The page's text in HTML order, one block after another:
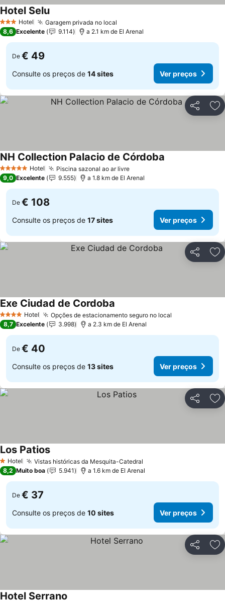
3 EstrelasHotel Garagem privada no local
Hotel Selu
8,6 Excelente 9.114 a 2.1 km de El Arenal
De € 49
Consulte os preços de 14 sites Ver preços
Partilhar
5 Estrelas Hotel Piscina sazonal ao ar livre
NH Collection Palacio de Córdoba
9,0 Excelente 9.555 a 1.8 km de El Arenal
De € 108
Consulte os preços de 17 sites Ver preços
Partilhar
4 EstrelasHotel Opções de estacionamento seguro no local
Exe Ciudad de Cordoba
8,7 Excelente 3.998 a 2.3 km de El Arenal
De € 40
Consulte os preços de 13 sites Ver preços
Partilhar
1 Estrelas
Hotel Vistas históricas da Mesquita-Catedral
Los Patios
8,2 Muito boa 5.941 a 1.6 km de El Arenal
De € 37
Consulte os preços de 10 sites Ver preços
Partilhar
Hotel Serrano